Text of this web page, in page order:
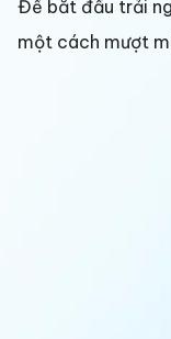
Để bắt đầu trải
một cách mượt